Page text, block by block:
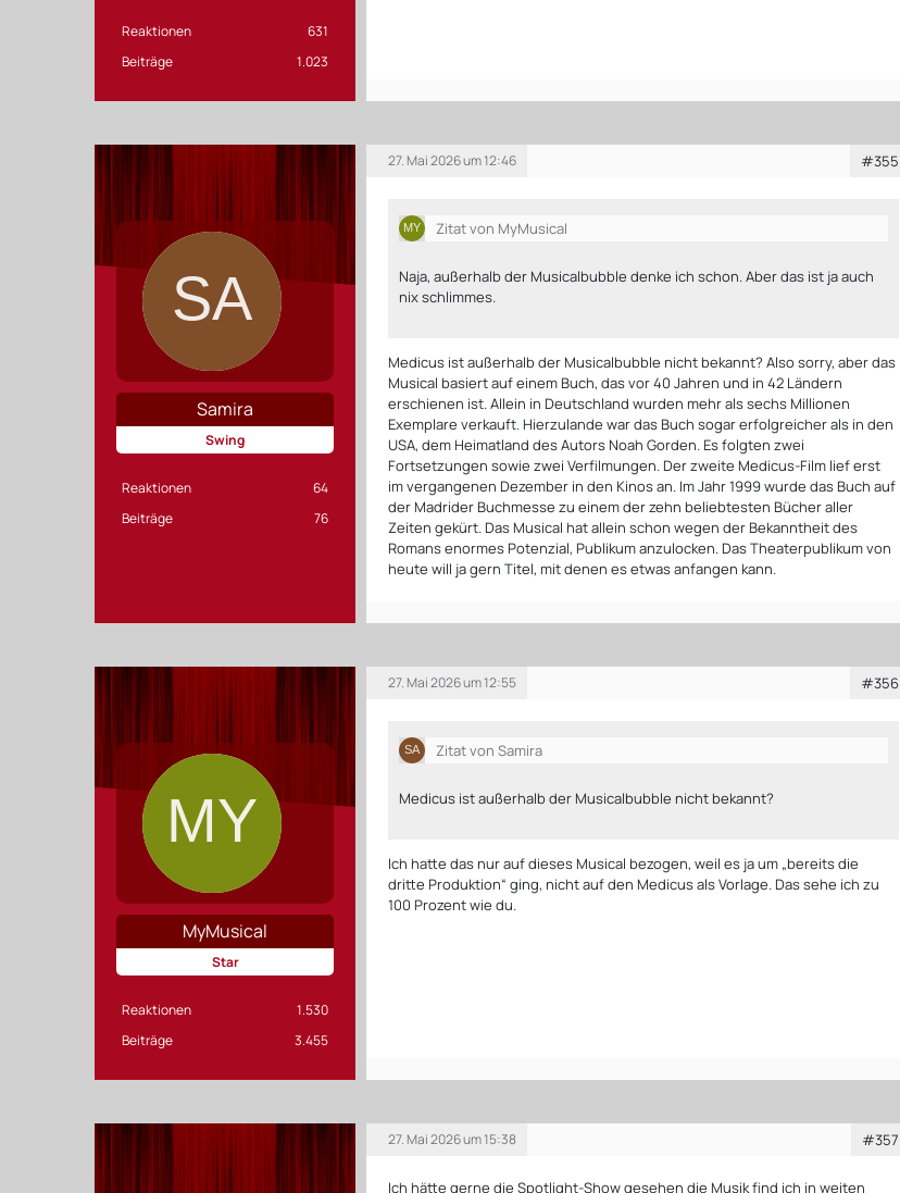
Reaktionen
631
Beiträge
1.023
Samira
Swing
Reaktionen
64
Beiträge
76
27. Mai 2026 um 12:46 #355
Zitat von MyMusical
Naja, außerhalb der Musicalbubble denke ich schon. Aber das ist ja auch
nix schlimmes.
Medicus ist außerhalb der Musicalbubble nicht bekannt? Also sorry, aber das
Musical basiert auf einem Buch, das vor 40 Jahren und in 42 Ländern
erschienen ist. Allein in Deutschland wurden mehr als sechs Millionen
Exemplare verkauft. Hierzulande war das Buch sogar erfolgreicher als in den
USA, dem Heimatland des Autors Noah Gorden. Es folgten zwei
Fortsetzungen sowie zwei Verfilmungen. Der zweite Medicus-Film lief erst
im vergangenen Dezember in den Kinos an. Im Jahr 1999 wurde das Buch auf
der Madrider Buchmesse zu einem der zehn beliebtesten Bücher aller
Zeiten gekürt. Das Musical hat allein schon wegen der Bekanntheit des
Romans enormes Potenzial, Publikum anzulocken. Das Theaterpublikum von
heute will ja gern Titel, mit denen es etwas anfangen kann.
MyMusical
Star
Reaktionen
1.530
Beiträge
3.455
27. Mai 2026 um 12:55 #356
Zitat von Samira
Medicus ist außerhalb der Musicalbubble nicht bekannt?
Ich hatte das nur auf dieses Musical bezogen, weil es ja um „bereits die
dritte Produktion“ ging, nicht auf den Medicus als Vorlage. Das sehe ich zu
100 Prozent wie du.
27. Mai 2026 um 15:38 #357
Ich hätte gerne die Spotlight-Show gesehen die Musik find ich in weiten